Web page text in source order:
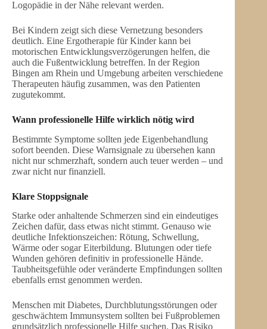
Logopädie in der Nähe relevant werden.
Bei Kindern zeigt sich diese Vernetzung besonders
deutlich. Eine Ergotherapie für Kinder kann bei
motorischen Entwicklungsverzögerungen helfen, die
auch die Fußentwicklung betreffen. In der Region
Bingen am Rhein und Umgebung arbeiten verschiedene
Therapeuten häufig zusammen, was den Patienten
zugutekommt.
Wann professionelle Hilfe wirklich nötig wird
Bestimmte Symptome sollten jede Eigenbehandlung
sofort beenden. Diese Warnsignale zu übersehen kann
nicht nur schmerzhaft, sondern auch teuer werden – und
zwar nicht nur finanziell.
Klare Stoppsignale
Starke oder anhaltende Schmerzen sind ein eindeutiges
Zeichen dafür, dass etwas nicht stimmt. Genauso wie
deutliche Infektionszeichen: Rötung, Schwellung,
Wärme oder sogar Eiterbildung. Blutungen oder tiefe
Wunden gehören definitiv in professionelle Hände.
Taubheitsgefühle oder veränderte Empfindungen sollten
ebenfalls ernst genommen werden.
Menschen mit Diabetes, Durchblutungsstörungen oder
geschwächtem Immunsystem sollten bei Fußproblemen
grundsätzlich professionelle Hilfe suchen. Das Risiko